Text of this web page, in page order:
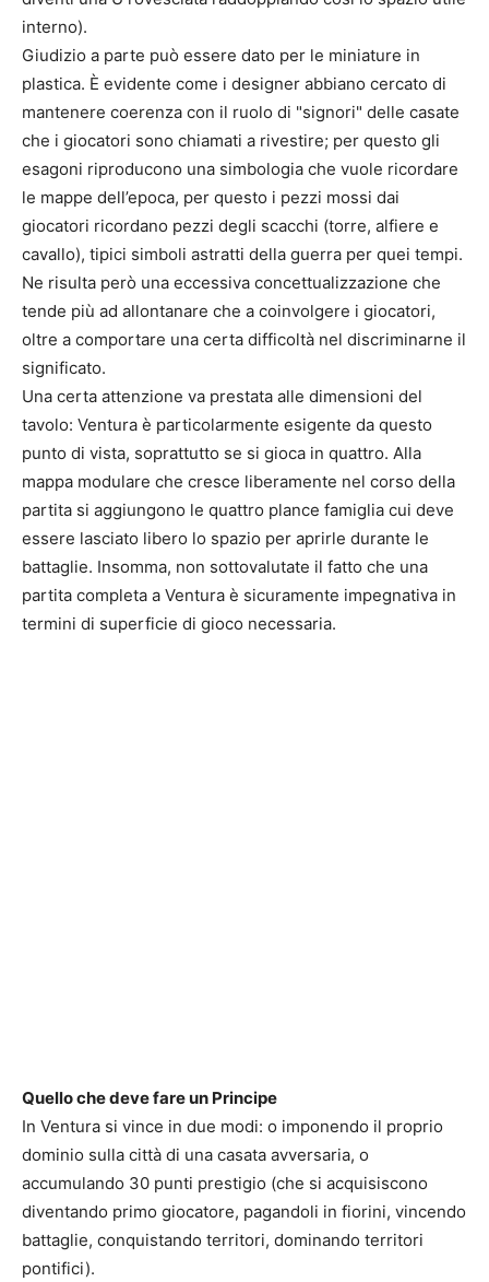
interno).
Giudizio a parte può essere dato per le miniature in
plastica. È evidente come i designer abbiano cercato di
mantenere coerenza con il ruolo di "signori" delle casate
che i giocatori sono chiamati a rivestire; per questo gli
esagoni riproducono una simbologia che vuole ricordare
le mappe dell’epoca, per questo i pezzi mossi dai
giocatori ricordano pezzi degli scacchi (torre, alfiere e
cavallo), tipici simboli astratti della guerra per quei tempi.
Ne risulta però una eccessiva concettualizzazione che
tende più ad allontanare che a coinvolgere i giocatori,
oltre a comportare una certa difficoltà nel discriminarne il
significato.
Una certa attenzione va prestata alle dimensioni del
tavolo: Ventura è particolarmente esigente da questo
punto di vista, soprattutto se si gioca in quattro. Alla
mappa modulare che cresce liberamente nel corso della
partita si aggiungono le quattro plance famiglia cui deve
essere lasciato libero lo spazio per aprirle durante le
battaglie. Insomma, non sottovalutate il fatto che una
partita completa a Ventura è sicuramente impegnativa in
termini di superficie di gioco necessaria.
Quello che deve fare un Principe
In Ventura si vince in due modi: o imponendo il proprio
dominio sulla città di una casata avversaria, o
accumulando 30 punti prestigio (che si acquisiscono
diventando primo giocatore, pagandoli in fiorini, vincendo
battaglie, conquistando territori, dominando territori
pontifici).